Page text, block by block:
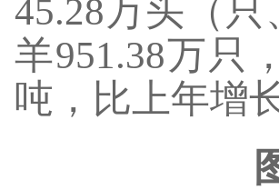
45.28万头（
羊951.38万只
吨，比上年增